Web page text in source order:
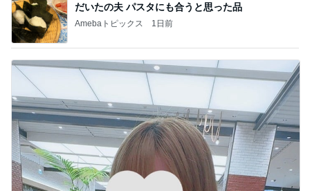
だいたの夫 パスタにも合うと思った品
Amebaトピックス 1日前